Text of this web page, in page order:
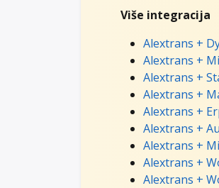
Više integracija
Alextrans +
Alextrans +
Alextrans +
Alextrans +
Alextrans +
Alextrans +
Alextrans +
Alextrans +
Alextrans +